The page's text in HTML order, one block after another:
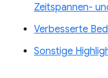
Zeitspannen-
Verbesserte
Sonstige